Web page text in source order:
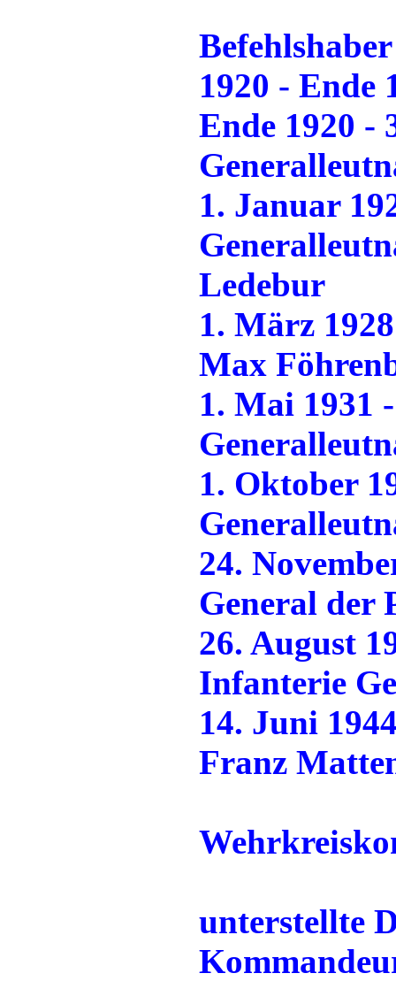
1920 - Ende
Ende 1920 -
1. Januar
Ledebur
1. März
Max
1. Mai 1931
1. Oktober
24.
General der
26. August
Infanterie
14. Juni
Franz
unterstellte